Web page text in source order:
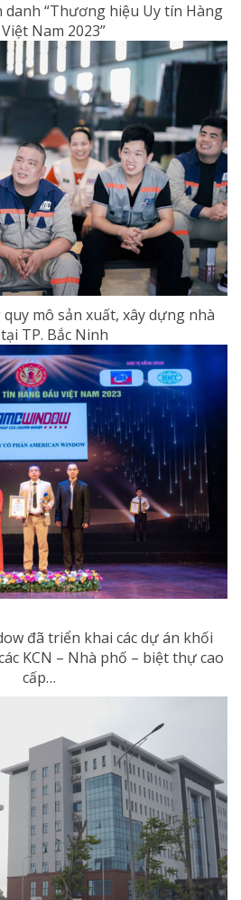
“Thương hiệu Uy tín Hàng
Nam 2023”
mô sản xuất, xây dựng nhà
TP. Bắc Ninh
đã triển khai các dự án khối
KCN – Nhà phố – biệt thự cao
cấp…